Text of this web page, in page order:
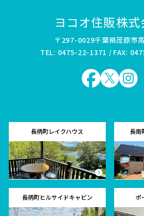
ヨコオ住販株式
〒297-0029千葉県茂原市
TEL: 0475-22-1371 / FAX:
長柄町レイクハウス 長南
長柄町ヒルサイドキャビン ポ